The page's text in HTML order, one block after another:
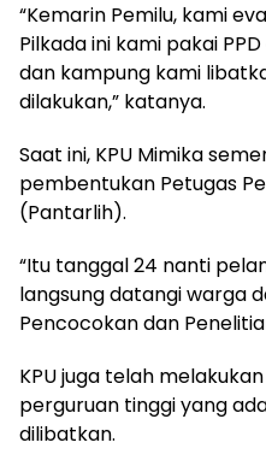
“Kemarin Pemilu, kami
Pilkada ini kami pakai
dan kampung kami
dilakukan,” katanya.
Saat ini, KPU Mimika
pembentukan Petugas
(Pantarlih).
“Itu tanggal 24 nanti
langsung datangi warga
Pencocokan dan
KPU juga telah
perguruan tinggi yang
dilibatkan.